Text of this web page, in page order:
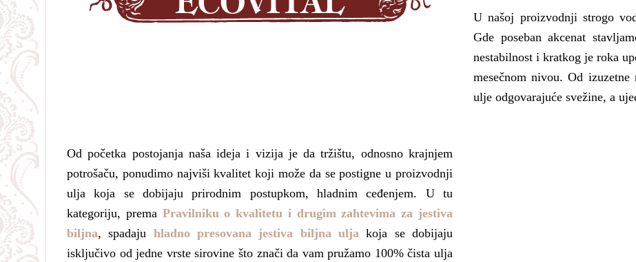
U našoj proizvodnji strogo
Gde poseban akcenat
nestabilnost i kratkog je roka
mesečnom nivou. Od
ulje odgovarajuće svežine, a
Od početka postojanja naša ideja i vizija je da tržištu, odnosno krajnjem
potrošaču, ponudimo najviši kvalitet koji može da se postigne u proizvodnji
ulja koja se dobijaju prirodnim postupkom, hladnim ceđenjem. U tu
kategoriju, prema Pravilniku o kvalitetu i drugim zahtevima za jestiva
biljna, spadaju hladno presovana jestiva biljna ulja koja se dobijaju
isključivo od jedne vrste sirovine što znači da vam pružamo 100% čista ulja